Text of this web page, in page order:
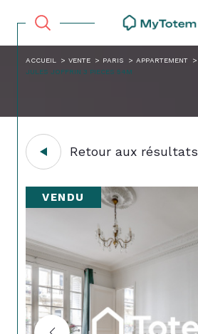
ACCUEIL VENTE PARIS APPARTEMENT
JULES JOFFRIN 3 PIECES 54M
Retour aux résultats
VENDU